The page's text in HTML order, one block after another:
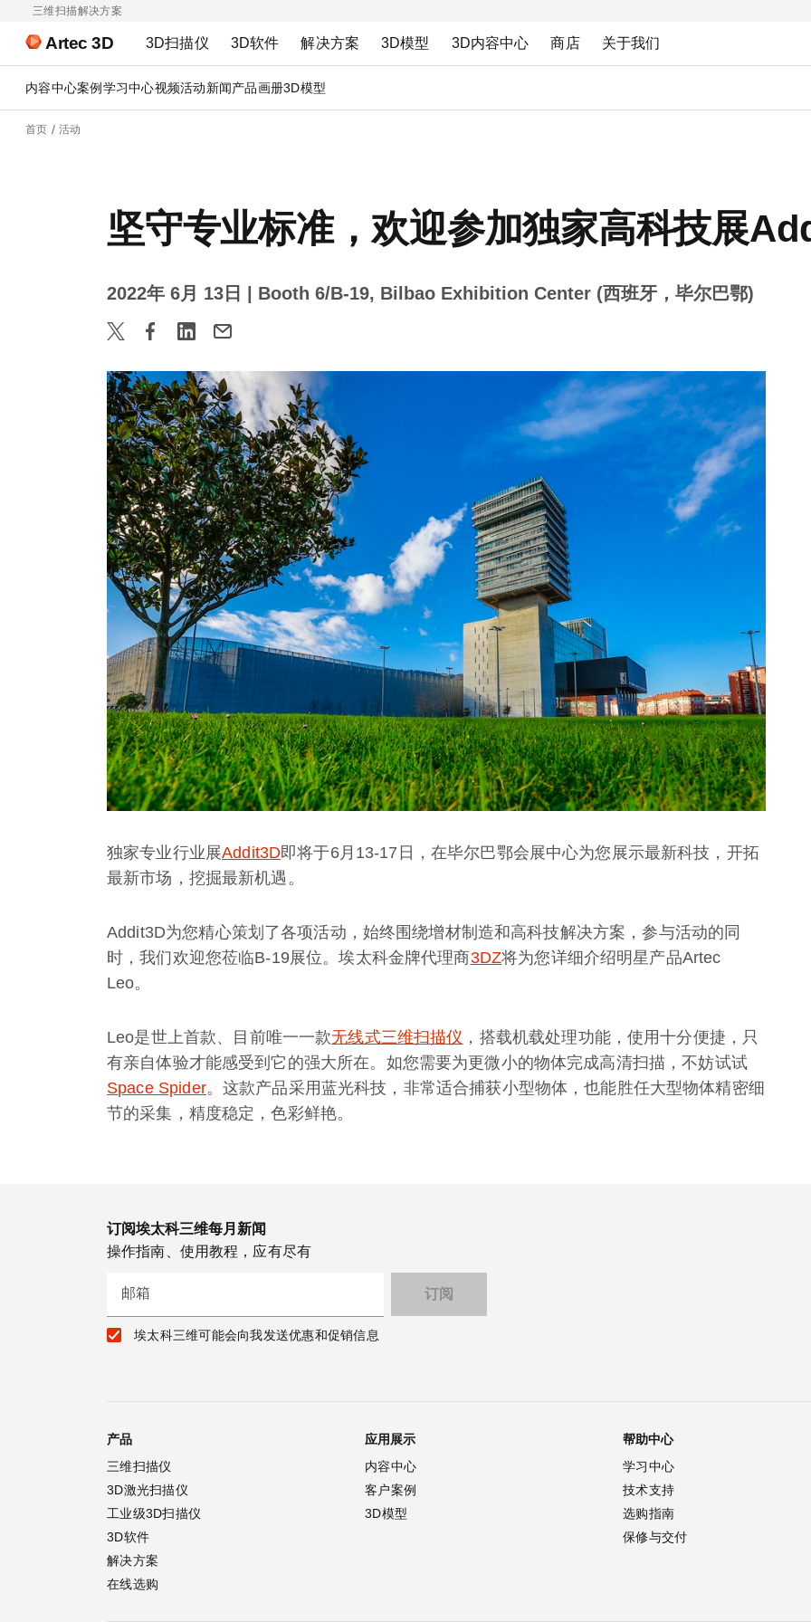
三维扫描解决方案
Artec 3D 3D扫描仪 3D软件 解决方案 3D模型 3D内容中心 商店 关于我们
内容中心案例 学习中心视频活动新闻产品画册3D模型
首页 活动
坚守专业标准，欢迎参加独家高科技展
2022年 6月 13日 | Booth 6/B-19, Bilbao Exhibition Center (西班牙，毕尔巴鄂)
独家专业行业展Addit3D即将于6月13-17日，在毕尔巴鄂会展中心为您展示最新科技，开拓
最新市场，挖掘最新机遇。
Addit3D为您精心策划了各项活动，始终围绕增材制造和高科技解决方案，参与活动的同
时，我们欢迎您莅临B-19展位。埃太科金牌代理商3DZ将为您详细介绍明星产品Artec
Leo。
Leo是世上首款、目前唯一一款无线式三维扫描仪 ，搭载机载处理功能，使用十分便捷，只
有亲自体验才能感受到它的强大所在。如您需要为更微小的物体完成高清扫描，不妨试试
Space Spider。这款产品采用蓝光科技，非常适合捕获小型物体，也能胜任大型物体精密细
节的采集，精度稳定，色彩鲜艳。
订阅埃太科三维每月新闻
操作指南、使用教程，应有尽有
邮箱
埃太科三维可能会向我发送优惠和促销信息
产品
三维扫描仪
3D激光扫描仪
工业级3D扫描仪
3D软件
解决方案
在线选购
应用展示
内容中心
客户案例
3D模型
帮助中心
学习中心
技术支持
选购指南
保修与交付